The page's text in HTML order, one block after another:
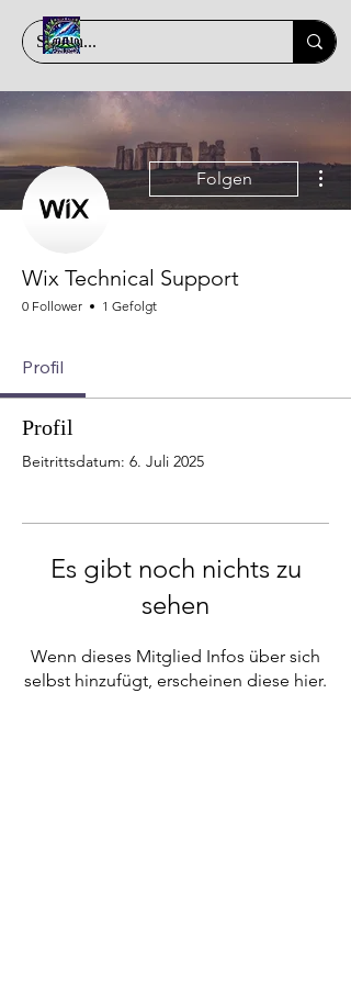
Folgen
Wix Technical Support
0 Follower 1 Gefolgt
Profil
Profil
Beitrittsdatum: 6. Juli 2025
Es gibt noch nichts zu
sehen
Wenn dieses Mitglied Infos über sich
selbst hinzufügt, erscheinen diese hier.